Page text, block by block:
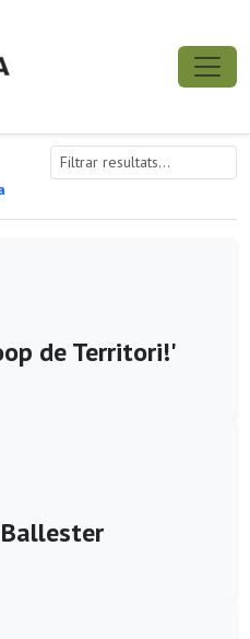
de Territori!'